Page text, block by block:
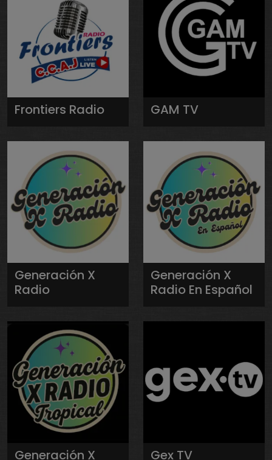
Frontiers Radio GAM TV
Generación X
Radio
Generación X
Radio En Español
Generación X
Gex TV